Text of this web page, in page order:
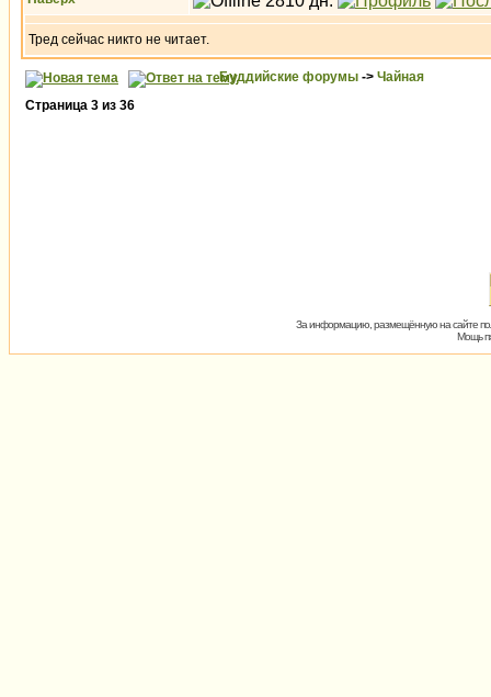
Тред сейчас никто не читает.
Буддийские форумы -> Чайная
Страница 3 из 36
За информацию, размещённую на сайте
Мощь